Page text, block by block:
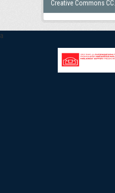
Creative Commons CC...
a